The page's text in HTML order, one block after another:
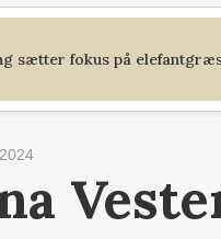
sætter fokus på